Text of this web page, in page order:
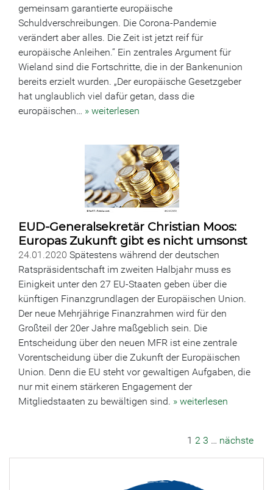
gemeinsam garantierte europäische
Schuldverschreibungen. Die Corona-Pandemie
verändert aber alles. Die Zeit ist jetzt reif für
europäische Anleihen.“ Ein zentrales Argument für
Wieland sind die Fortschritte, die in der Bankenunion
bereits erzielt wurden. „Der europäische Gesetzgeber
hat unglaublich viel dafür getan, dass die
europäischen… » weiterlesen
EUD-Generalsekretär Christian Moos:
Europas Zukunft gibt es nicht umsonst
24.01.2020 Spätestens während der deutschen
Ratspräsidentschaft im zweiten Halbjahr muss es
Einigkeit unter den 27 EU-Staaten geben über die
künftigen Finanzgrundlagen der Europäischen Union.
Der neue Mehrjährige Finanzrahmen wird für den
Großteil der 20er Jahre maßgeblich sein. Die
Entscheidung über den neuen MFR ist eine zentrale
Vorentscheidung über die Zukunft der Europäischen
Union. Denn die EU steht vor gewaltigen Aufgaben, die
nur mit einem stärkeren Engagement der
Mitgliedstaaten zu bewältigen sind. » weiterlesen
1 2 3 … nächste